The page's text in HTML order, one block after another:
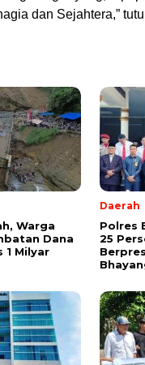
dan Sejahtera,”
Warga
Dana
1 Milyar
Daerah
Polres
25